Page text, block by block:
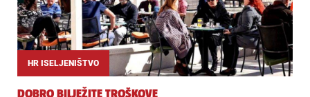
HR ISELJENIŠTVO
DOBRO BILJEŽITE TROŠKOVE